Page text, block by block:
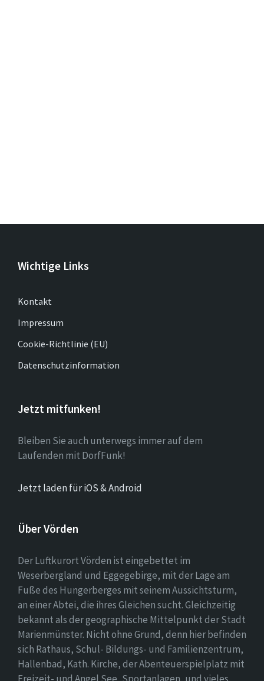
Wichtige Links
Kontakt
Impressum
Cookie-Richtlinie (EU)
Datenschutzinformation
Jetzt mitfunken!
Bleiben Sie auch unterwegs immer auf dem
Laufenden mit DorfFunk!
Jetzt laden für iOS & Android
Über Vörden
Der Luftkurort Vörden ist eingebettet im
Weserbergland und Eggegebirge, mit der Lage am
Fuße des Hungerberges mit seinem Aussichtsturm,
an einer Abtei, die ihres Gleichen sucht. Gleichzeitig
bekannt als der geographische Mittelpunkt der Stadt
Marienmünster. Nicht ohne Grund, denn hier befinden
sich Rathaus, Schul- Bildungs- und Familienzentrum,
Hallenbad, Kath. Kirche, der Abenteuerspielplatz mit